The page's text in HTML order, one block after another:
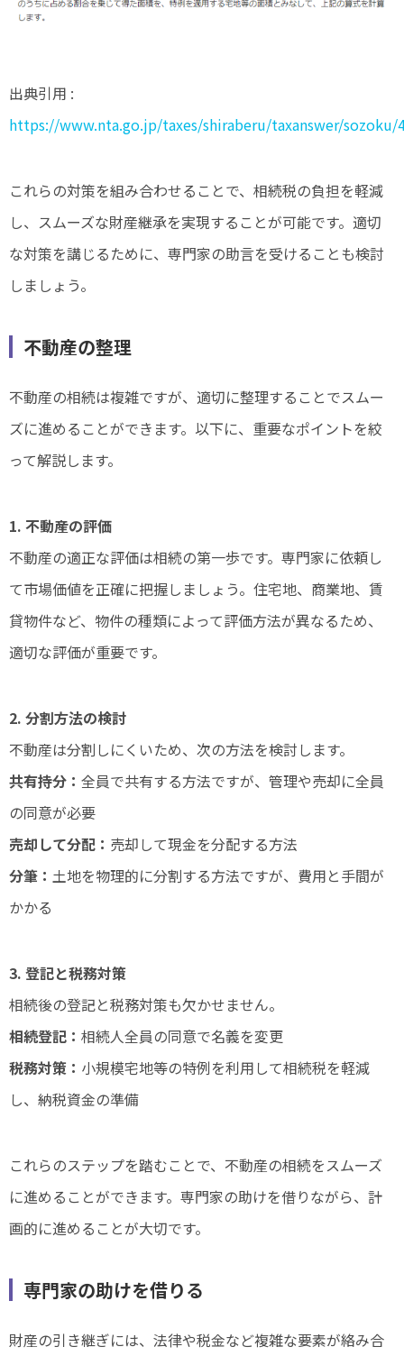
出典引用 :
https://www.nta.go.jp/taxes/shiraberu/taxanswer/sozoku/
これらの対策を組み合わせることで、相続税の負担を軽減
し、スムーズな財産継承を実現することが可能です。適切
な対策を講じるために、専門家の助言を受けることも検討
しましょう。
不動産の整理
不動産の相続は複雑ですが、適切に整理することでスムー
ズに進めることができます。以下に、重要なポイントを絞
って解説します。
1. 不動産の評価
不動産の適正な評価は相続の第一歩です。専門家に依頼し
て市場価値を正確に把握しましょう。住宅地、商業地、賃
貸物件など、物件の種類によって評価方法が異なるため、
適切な評価が重要です。
2. 分割方法の検討
不動産は分割しにくいため、次の方法を検討します。
共有持分： 全員で共有する方法ですが、管理や売却に全員
の同意が必要
売却して分配： 売却して現金を分配する方法
分筆： 土地を物理的に分割する方法ですが、費用と手間が
かかる
3. 登記と税務対策
相続後の登記と税務対策も欠かせません。
相続登記： 相続人全員の同意で名義を変更
税務対策： 小規模宅地等の特例を利用して相続税を軽減
し、納税資金の準備
これらのステップを踏むことで、不動産の相続をスムーズ
に進めることができます。専門家の助けを借りながら、計
画的に進めることが大切です。
専門家の助けを借りる
財産の引き継ぎには、法律や税金など複雑な要素が絡み合